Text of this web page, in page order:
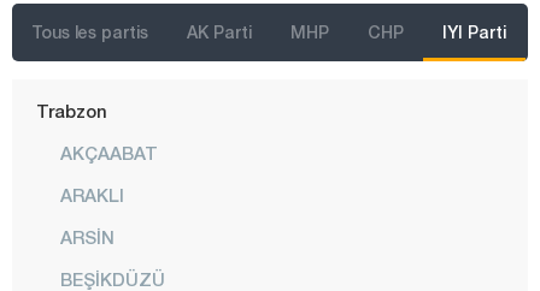
Tous les partis AK Parti MHP CHP IYI Parti
Tokat
Trabzon
AKÇAABAT
ARAKLI
ARSİN
BEŞİKDÜZÜ